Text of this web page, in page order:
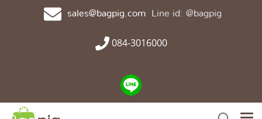
sales@bagpig.com Line id: @bagpig
084-3016000